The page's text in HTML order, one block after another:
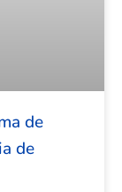
de
de